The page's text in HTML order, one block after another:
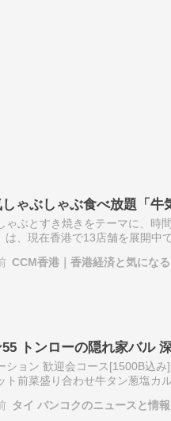
ゃぶしゃぶ食べ放題「牛
ゃぶとすき焼きをテーマに、時
は、現在香港で13店舗を展開中
CCM香港｜香港経済と気にな
55 トンローの隠れ家バル
ション 歓迎会コース[1500B込
ト前菜盛り合わせ牛タン葱塩カ
タイ バンコクのニュースと情